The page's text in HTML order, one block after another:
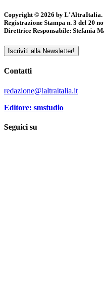
Copyright © 2026 by L'AltraItalia.
Registrazione Stampa n. 3 del 20
Direttrice Responsabile: Stefania
Iscriviti alla Newsletter!
Contatti
redazione@laltraitalia.it
Editore: smstudio
Seguici su